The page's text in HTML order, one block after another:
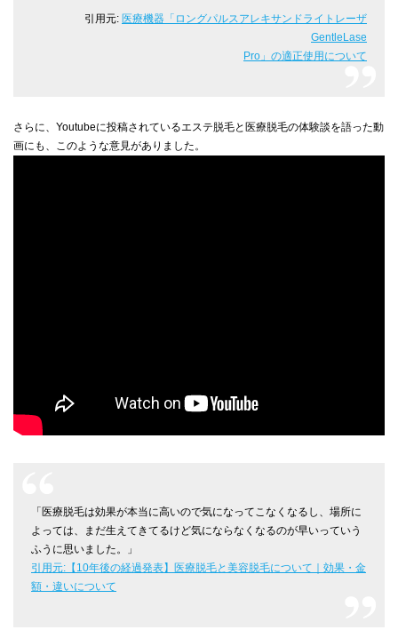
引用元: 医療機器「ロングパルスアレキサンドライトレーザ
GentleLase
Pro」の適正使用について
さらに、Youtubeに投稿されているエステ脱毛と医療脱毛の体験談を語った動
画にも、このような意見がありました。
「医療脱毛は効果が本当に高いので気になってこなくなるし、場所に
よっては、まだ生えてきてるけど気にならなくなるのが早いっていう
ふうに思いました。」
引用元:【10年後の経過発表】医療脱毛と美容脱毛について｜効果・金
額・違いについて